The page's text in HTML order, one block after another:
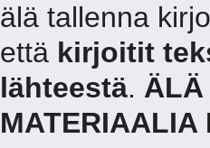
älä tallenna
että kirjoitit
lähteestä. ÄLÄ
MATERIAALIA